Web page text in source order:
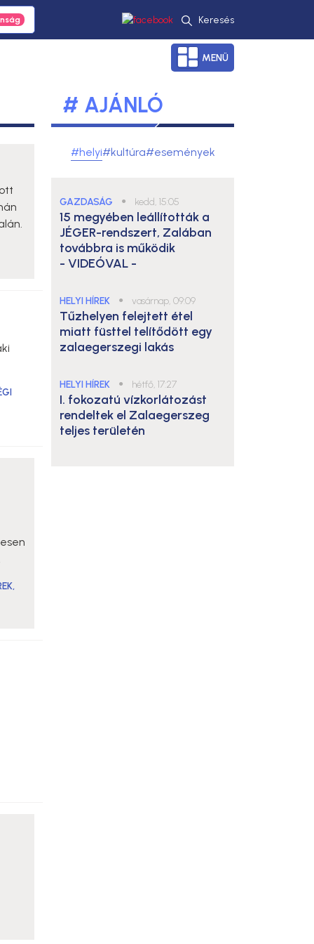
Keresés
MENÜ
,
# AJÁNLÓ
#helyi#kultúra#események
GAZDASÁG ● kedd, 15:05
15 megyében leállították a
JÉGER-rendszert, Zalában
továbbra is működik
- VIDEÓVAL -
HELYI HÍREK ● vasárnap, 09:09
Tűzhelyen felejtett étel
miatt füsttel telítődött egy
zalaegerszegi lakás
HELYI HÍREK ● hétfő, 17:27
I. fokozatú vízkorlátozást
rendeltek el Zalaegerszeg
teljes területén